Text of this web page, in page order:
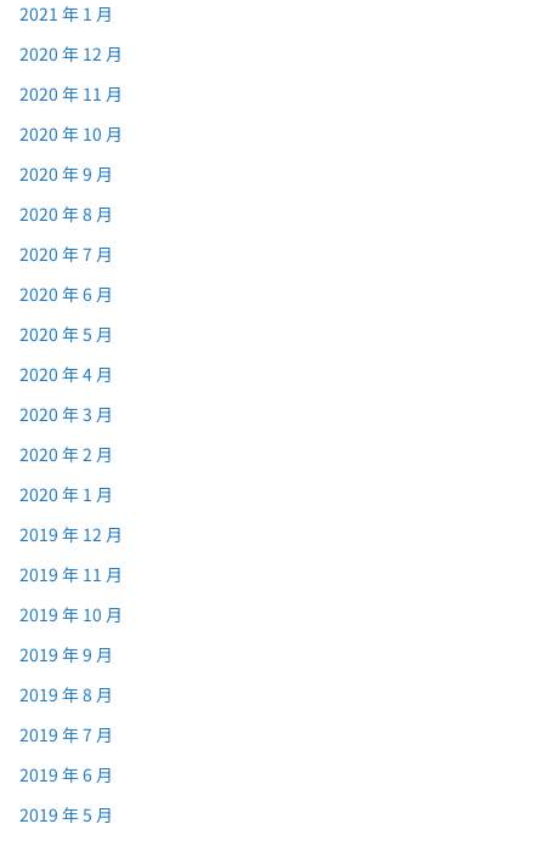
2021 年 1 月
2020 年 12 月
2020 年 11 月
2020 年 10 月
2020 年 9 月
2020 年 8 月
2020 年 7 月
2020 年 6 月
2020 年 5 月
2020 年 4 月
2020 年 3 月
2020 年 2 月
2020 年 1 月
2019 年 12 月
2019 年 11 月
2019 年 10 月
2019 年 9 月
2019 年 8 月
2019 年 7 月
2019 年 6 月
2019 年 5 月